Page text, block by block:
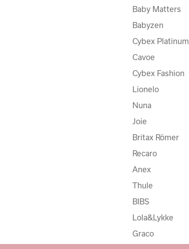
Baby Matters
Babyzen
Cybex Platinum
Cavoe
Cybex Fashion
Lionelo
Nuna
Joie
Britax Römer
Recaro
Anex
Thule
BIBS
Lola&Lykke
Graco